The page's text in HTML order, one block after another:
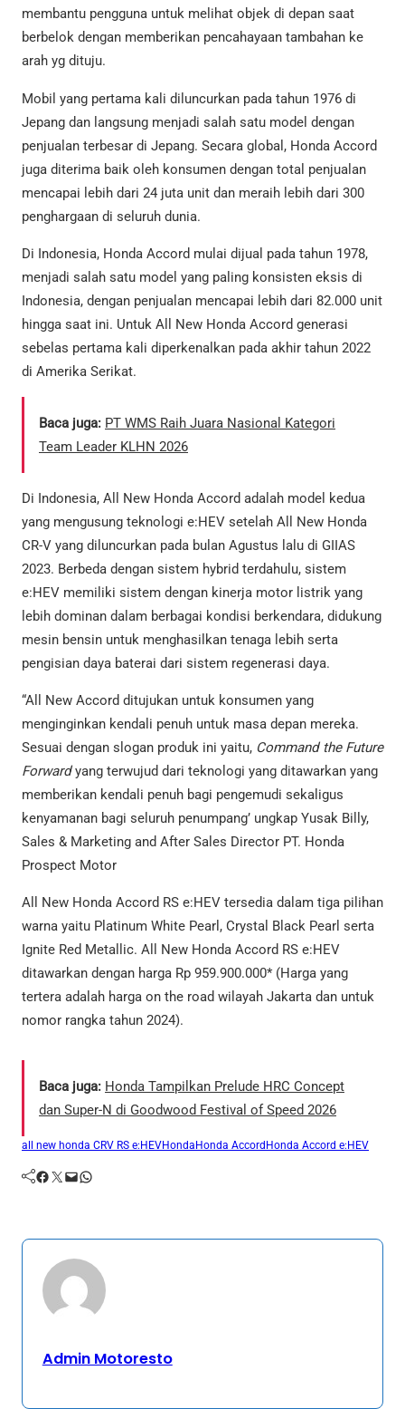
membantu pengguna untuk melihat objek di depan saat
berbelok dengan memberikan pencahayaan tambahan ke
arah yg dituju.
Mobil yang pertama kali diluncurkan pada tahun 1976 di
Jepang dan langsung menjadi salah satu model dengan
penjualan terbesar di Jepang. Secara global, Honda Accord
juga diterima baik oleh konsumen dengan total penjualan
mencapai lebih dari 24 juta unit dan meraih lebih dari 300
penghargaan di seluruh dunia.
Di Indonesia, Honda Accord mulai dijual pada tahun 1978,
menjadi salah satu model yang paling konsisten eksis di
Indonesia, dengan penjualan mencapai lebih dari 82.000 unit
hingga saat ini. Untuk All New Honda Accord generasi
sebelas pertama kali diperkenalkan pada akhir tahun 2022
di Amerika Serikat.
Baca juga: PT WMS Raih Juara Nasional Kategori
Team Leader KLHN 2026
Di Indonesia, All New Honda Accord adalah model kedua
yang mengusung teknologi e:HEV setelah All New Honda
CR-V yang diluncurkan pada bulan Agustus lalu di GIIAS
2023. Berbeda dengan sistem hybrid terdahulu, sistem
e:HEV memiliki sistem dengan kinerja motor listrik yang
lebih dominan dalam berbagai kondisi berkendara, didukung
mesin bensin untuk menghasilkan tenaga lebih serta
pengisian daya baterai dari sistem regenerasi daya.
“All New Accord ditujukan untuk konsumen yang
menginginkan kendali penuh untuk masa depan mereka.
Sesuai dengan slogan produk ini yaitu, Command the Future
Forwardyang terwujud dari teknologi yang ditawarkan yang
memberikan kendali penuh bagi pengemudi sekaligus
kenyamanan bagi seluruh penumpang’ ungkap Yusak Billy,
Sales & Marketing and After Sales Director PT. Honda
Prospect Motor
All New Honda Accord RS e:HEV tersedia dalam tiga pilihan
warna yaitu Platinum White Pearl, Crystal Black Pearl serta
Ignite Red Metallic. All New Honda Accord RS e:HEV
ditawarkan dengan harga Rp 959.900.000* (Harga yang
tertera adalah harga on the road wilayah Jakarta dan untuk
nomor rangka tahun 2024).
Baca juga: Honda Tampilkan Prelude HRC Concept
dan Super-N di Goodwood Festival of Speed 2026
all new honda CRV RS e:HEVHondaHonda AccordHonda Accord e:HEV
Facebook Twitter Mail WhatsApp
Admin Motoresto